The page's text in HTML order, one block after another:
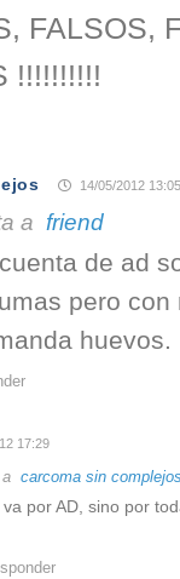
FALSOS,
!!!!!!!!!!
14/05/2012 13:05
a friend
de ad
pero
huevos.
17:29
a carcoma sin
por AD, sino por